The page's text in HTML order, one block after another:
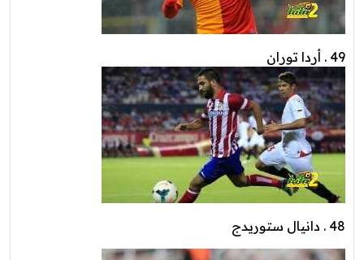
49 . أردا توران
48 . دانيال ستوريدج